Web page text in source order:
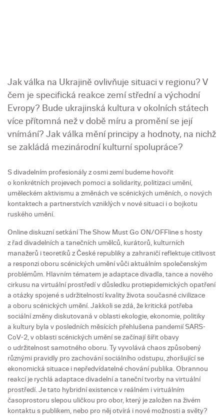
Jak válka na Ukrajině ovlivňuje situaci v regionu? V
čem je specifická reakce zemí střední a východní
Evropy? Bude ukrajinská kultura v okolních státech
více přítomná než v době míru a promění se její
vnímání? Jak válka mění principy a hodnoty, na nichž
se zakládá mezinárodní kulturní spolupráce?
S divadelním profesionály z osmi zemí budeme hovořit
o konkrétních projevech pomoci a solidarity, politizaci umění,
uměleckém aktivismu a změnách ve scénických uměních, o nových
kontaktech a partnerstvích vzniklých v nové situaci i o bojkotu
ruského umění.
Online diskuzní setkání The Show Must Go ON/OFFline s hosty
z řad divadelních a tanečních umělců, kurátorů, kulturních
manažerů i teoretiků z České republiky a zahraničí reflektuje citlivost
a responzi oboru scénických umění vůči aktuálním společenským
problémům. Hlavním tématem je adaptace divadla, tance a nového
cirkusu na virtuální prostředí v důsledku protiepidemických opatření
a otázky spojené s udržitelností kvality života současné civilizace
a oboru scénických umění. Jakkoli se zdá, že kritická potřeba
sociální změny diskutovaná v oblasti ekologie, ekonomie, politiky
a kultury byla v posledních měsících přehlušena pandemií SARS-
CoV-2, v oblasti scénických umění se začínají šířit obavy
o udržitelnost samotného oboru. Ty vyvolává chaos způsobený
různými pravidly pro zachování sociálního odstupu, zhoršující se
ekonomická situace i nepředvídatelné chování publika. Obrannou
reakcí je rychlá adaptace divadelní a taneční tvorby na virtuální
prostředí. Je tato hybridní existence v reálném i virtuálním
časoprostoru slepou uličkou pro obor, který je založen na živém
kontaktu s publikem, nebo pro něj otvírá i nové možnosti a světy?